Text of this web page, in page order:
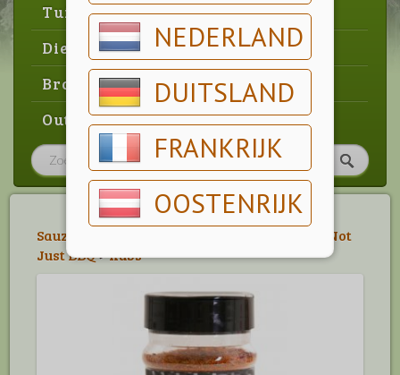
NEDERLAND
DUITSLAND
FRANKRIJK
OOSTENRIJK
Tuin
Dier
Brood & gebak
Outlet
Sauzen, Kruiden & Marinades
Not
Just BBQ>Rubs